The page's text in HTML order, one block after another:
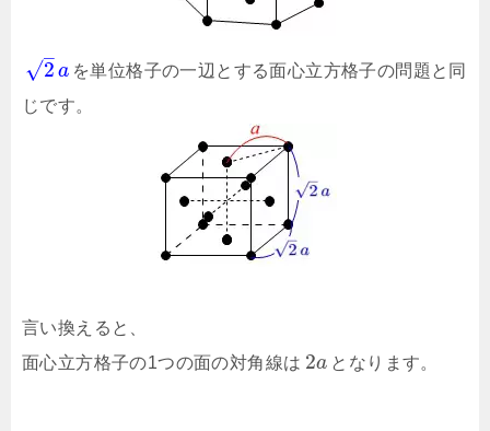
2
–
√ a を単位格子の一辺とする面心立方格子の問題と同
じです。
言い換えると、
面心立方格子の1つの面の対角線は 2a となります。